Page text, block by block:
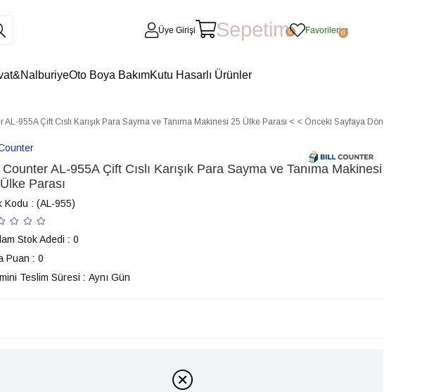
Üye Girişi Sepetim0 Favorilerim
0
Oto Boya BakımKutu Hasarlı Ürünler
AL-955A Çift Cıslı Karışık Para Sayma ve Tanıma Makinesi 25 Ülke Parası < < Önceki Sayfaya Dön
AL-955A Çift Cıslı Karışık Para Sayma ve Tanıma Makinesi
Parası
Kodu (AL-955)
Stok Adedi : 0
Puan : 0
Teslim Süresi : Aynı Gün